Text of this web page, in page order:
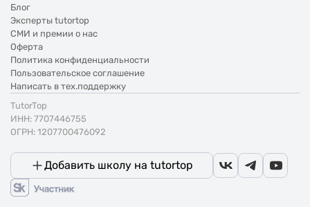
Блог
Эксперты tutortop
СМИ и премии о нас
Оферта
Политика конфиденциальности
Пользовательское соглашение
Написать в тех.поддержку
TutorTop
ИНН: 7707446755
ОГРН: 1207700476092
Добавить школу на tutortop